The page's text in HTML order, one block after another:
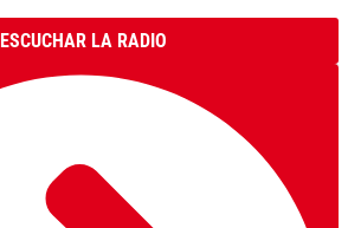
ESCUCHAR LA RADIO